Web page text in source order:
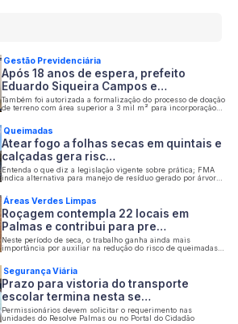
Gestão Previdenciária
Após 18 anos de espera, prefeito
Eduardo Siqueira Campos e…
Também foi autorizada a formalização do processo de doação
de terreno com área superior a 3 mil m² para incorporação
Queimadas
Atear fogo a folhas secas em quintais e
calçadas gera risc…
Entenda o que diz a legislação vigente sobre prática; FMA
indica alternativa para manejo de resíduo gerado por árvores
Áreas Verdes Limpas
Roçagem contempla 22 locais em
Palmas e contribui para pre…
Neste período de seca, o trabalho ganha ainda mais
importância por auxiliar na redução do risco de queimadas
Segurança Viária
Prazo para vistoria do transporte
escolar termina nesta se…
Permissionários devem solicitar o requerimento nas
unidades do Resolve Palmas ou no Portal do Cidadão